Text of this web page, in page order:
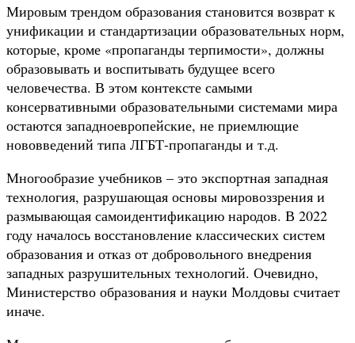
Мировым трендом образования становится возврат к
унификации и стандартизации образовательных норм,
которые, кроме «пропаганды терпимости», должны
образовывать и воспитывать будущее всего
человечества. В этом контексте самыми
консервативными образовательными системами мира
остаются западноевропейские, не приемлющие
нововведений типа ЛГБТ-пропаганды и т.д.
Многообразие учебников – это экспортная западная
технология, разрушающая основы мировоззрения и
размывающая самоидентификацию народов. В 2022
году началось восстановление классических систем
образования и отказ от добровольного внедрения
западных разрушительных технологий. Очевидно,
Министерство образования и науки Молдовы считает
иначе.